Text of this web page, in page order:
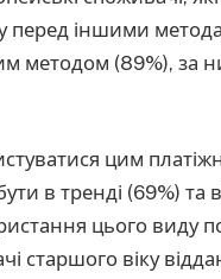
перед іншими
методом (89%), за
цим
в тренді (69%) та
цього виду
старшого віку